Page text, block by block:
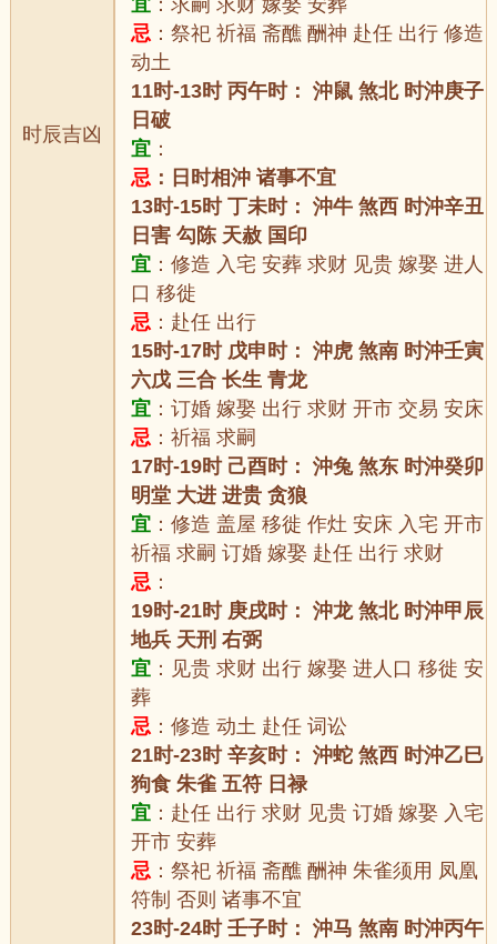
时辰吉凶
宜 ：求嗣 求财 嫁娶 安葬
忌 ：祭祀 祈福 斋醮 酬神 赴任 出行 修造
动土
11时-13时 丙午时： 沖鼠 煞北 时沖庚子
日破
宜 ：
忌 ：日时相沖 诸事不宜
13时-15时 丁未时： 沖牛 煞西 时沖辛丑
日害 勾陈 天赦 国印
宜 ：修造 入宅 安葬 求财 见贵 嫁娶 进人
口 移徙
忌 ：赴任 出行
15时-17时 戊申时： 沖虎 煞南 时沖壬寅
六戊 三合 长生 青龙
宜 ：订婚 嫁娶 出行 求财 开市 交易 安床
忌 ：祈福 求嗣
17时-19时 己酉时： 沖兔 煞东 时沖癸卯
明堂 大进 进贵 贪狼
宜 ：修造 盖屋 移徙 作灶 安床 入宅 开市
祈福 求嗣 订婚 嫁娶 赴任 出行 求财
忌 ：
19时-21时 庚戌时： 沖龙 煞北 时沖甲辰
地兵 天刑 右弼
宜 ：见贵 求财 出行 嫁娶 进人口 移徙 安
葬
忌 ：修造 动土 赴任 词讼
21时-23时 辛亥时： 沖蛇 煞西 时沖乙巳
狗食 朱雀 五符 日禄
宜 ：赴任 出行 求财 见贵 订婚 嫁娶 入宅
开市 安葬
忌 ：祭祀 祈福 斋醮 酬神 朱雀须用 凤凰
符制 否则 诸事不宜
23时-24时 壬子时： 沖马 煞南 时沖丙午